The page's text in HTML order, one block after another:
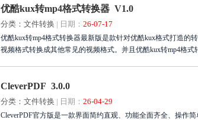
优酷kux转mp4格式转换器 V1.0
分类：文件转换 | 日期： 26-07-17
优酷kux转mp4格式转换器最新版是款针对优酷kux格式打造的
视频格式转换成其他常见的视频格式。并且优酷kux转mp4格式
CleverPDF 3.0.0
分类：文件转换 | 日期： 26-04-29
CleverPDF官方版是一款界面简约直观、功能全面齐全、操作